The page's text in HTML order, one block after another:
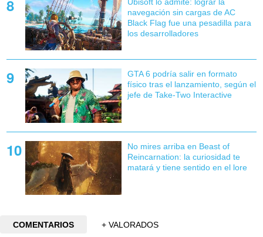
Ubisoft lo admite: lograr la
navegación sin cargas de AC
Black Flag fue una pesadilla para
los desarrolladores
GTA 6 podría salir en formato
físico tras el lanzamiento, según el
jefe de Take-Two Interactive
No mires arriba en Beast of
Reincarnation: la curiosidad te
matará y tiene sentido en el lore
COMENTARIOS
+ VALORADOS